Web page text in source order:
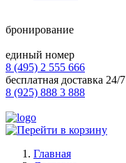
бронирование
единый номер
8 (495) 2 555 666
бесплатная доставка 24/7
8 (925) 888 3 888
Главная